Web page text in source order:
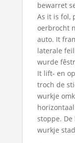
bewarret
As it is fol,
oerbrocht
auto. It
laterale
wurde
It lift- en
troch de
wurkje
stoppe.
wurkje